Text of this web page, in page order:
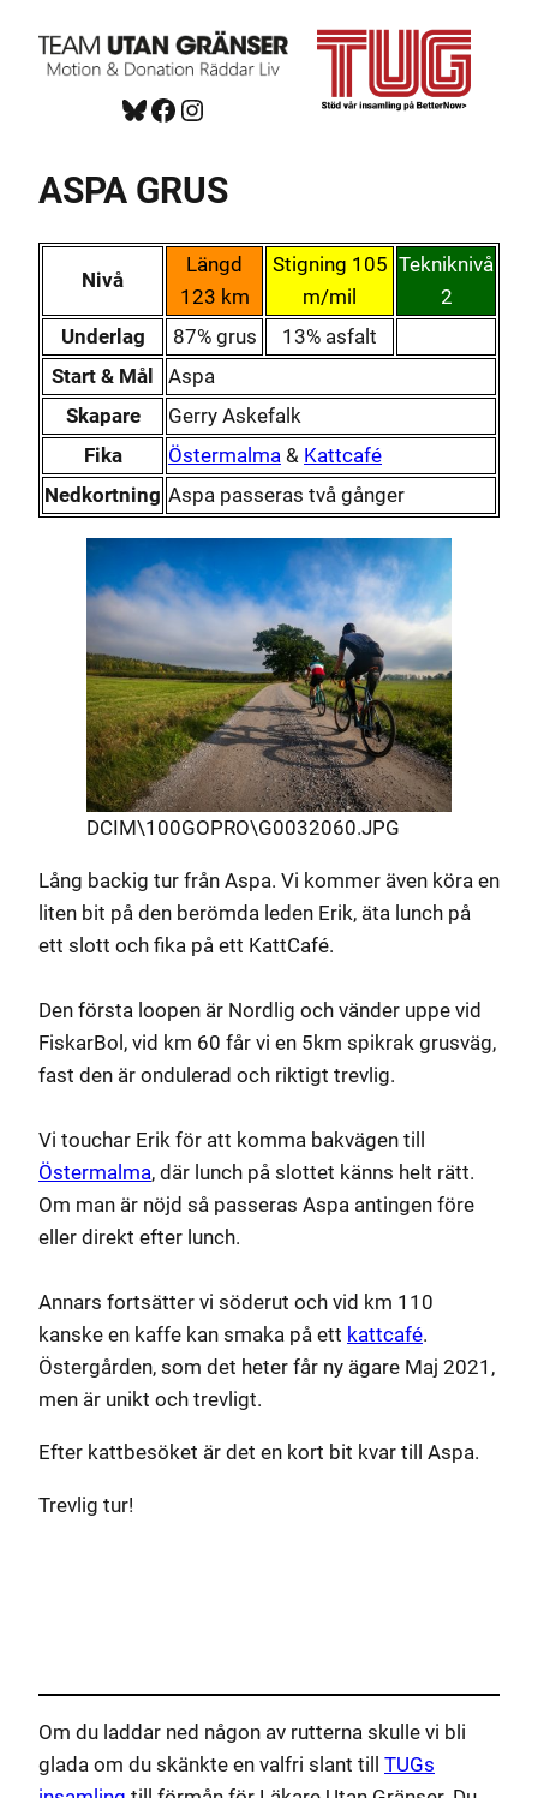
Bluesky Facebook https://www.instagram.com/tug_ck/
ASPA GRUS
Nivå
Längd
123 km
Stigning 105
m/mil
Tekniknivå
2
Underlag
87% grus
13% asfalt
Start & Mål
Aspa
Skapare
Gerry Askefalk
Fika
Östermalma & Kattcafé
Nedkortning Aspa passeras två gånger
DCIM\100GOPRO\G0032060.JPG
Lång backig tur från Aspa. Vi kommer även köra en
liten bit på den berömda leden Erik, äta lunch på
ett slott och fika på ett KattCafé.
Den första loopen är Nordlig och vänder uppe vid
FiskarBol, vid km 60 får vi en 5km spikrak grusväg,
fast den är ondulerad och riktigt trevlig.
Vi touchar Erik för att komma bakvägen till
Östermalma, där lunch på slottet känns helt rätt.
Om man är nöjd så passeras Aspa antingen före
eller direkt efter lunch.
Annars fortsätter vi söderut och vid km 110
kanske en kaffe kan smaka på ett kattcafé.
Östergården, som det heter får ny ägare Maj 2021,
men är unikt och trevligt.
Efter kattbesöket är det en kort bit kvar till Aspa.
Trevlig tur!
Om du laddar ned någon av rutterna skulle vi bli
glada om du skänkte en valfri slant till TUGs